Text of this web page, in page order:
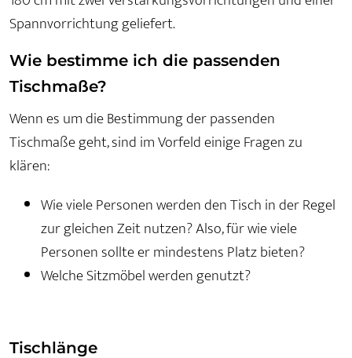
Spannvorrichtung geliefert.
Wie bestimme ich die passenden
Tischmaße?
Wenn es um die Bestimmung der passenden
Tischmaße geht, sind im Vorfeld einige Fragen zu
klären:
Wie viele Personen werden den Tisch in der Regel
zur gleichen Zeit nutzen? Also, für wie viele
Personen sollte er mindestens Platz bieten?
Welche Sitzmöbel werden genutzt?
Tischlänge